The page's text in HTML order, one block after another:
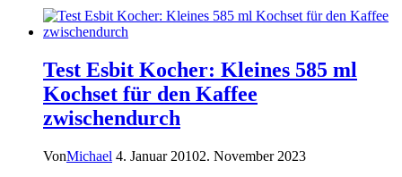
Trail
Designs
Cone
Keg
Spirituskocher
Test Esbit Kocher: Kleines 585 ml
Kochset für den Kaffee
zwischendurch
VonMichael 4. Januar 20102. November 2023